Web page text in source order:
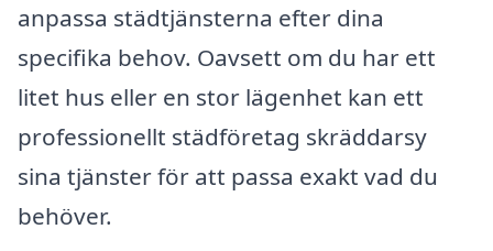
anpassa städtjänsterna efter dina
specifika behov. Oavsett om du har ett
litet hus eller en stor lägenhet kan ett
professionellt städföretag skräddarsy
sina tjänster för att passa exakt vad du
behöver.